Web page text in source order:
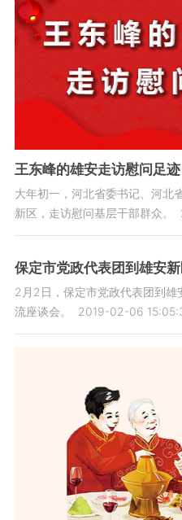
王东峰的雄安走访慰问足迹
大年初一，河北省委书记、河北
新区，走访慰问基层干部群众。
保定市党政代表团到雄安
2月2日，保定市党政代表团到
流座谈会。
2019-02-06